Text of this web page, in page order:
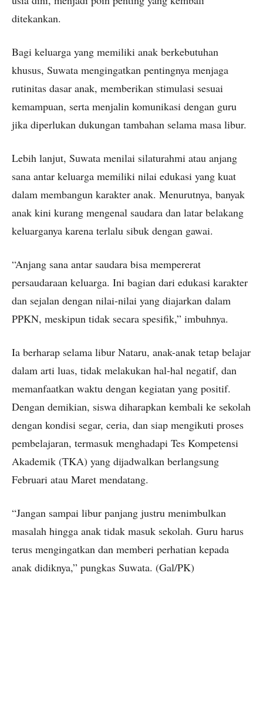
ditekankan.
Bagi keluarga yang memiliki anak berkebutuhan
khusus, Suwata mengingatkan pentingnya menjaga
rutinitas dasar anak, memberikan stimulasi sesuai
kemampuan, serta menjalin komunikasi dengan guru
jika diperlukan dukungan tambahan selama masa libur.
Lebih lanjut, Suwata menilai silaturahmi atau anjang
sana antar keluarga memiliki nilai edukasi yang kuat
dalam membangun karakter anak. Menurutnya, banyak
anak kini kurang mengenal saudara dan latar belakang
keluarganya karena terlalu sibuk dengan gawai.
“Anjang sana antar saudara bisa mempererat
persaudaraan keluarga. Ini bagian dari edukasi karakter
dan sejalan dengan nilai-nilai yang diajarkan dalam
PPKN, meskipun tidak secara spesifik,” imbuhnya.
Ia berharap selama libur Nataru, anak-anak tetap belajar
dalam arti luas, tidak melakukan hal-hal negatif, dan
memanfaatkan waktu dengan kegiatan yang positif.
Dengan demikian, siswa diharapkan kembali ke sekolah
dengan kondisi segar, ceria, dan siap mengikuti proses
pembelajaran, termasuk menghadapi Tes Kompetensi
Akademik (TKA) yang dijadwalkan berlangsung
Februari atau Maret mendatang.
“Jangan sampai libur panjang justru menimbulkan
masalah hingga anak tidak masuk sekolah. Guru harus
terus mengingatkan dan memberi perhatian kepada
anak didiknya,” pungkas Suwata. (Gal/PK)